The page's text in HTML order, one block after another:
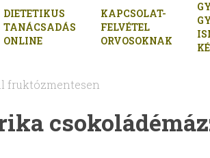
DIETETIKUS
TANÁCSADÁS
ONLINE
KAPCSOLAT-
FELVÉTEL
ORVOSOKNAK
fruktózmentesen